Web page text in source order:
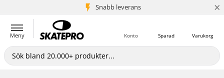
Snabb leverans
5+ milj. kunder ×
Meny Varukorg
Sparad
Konto